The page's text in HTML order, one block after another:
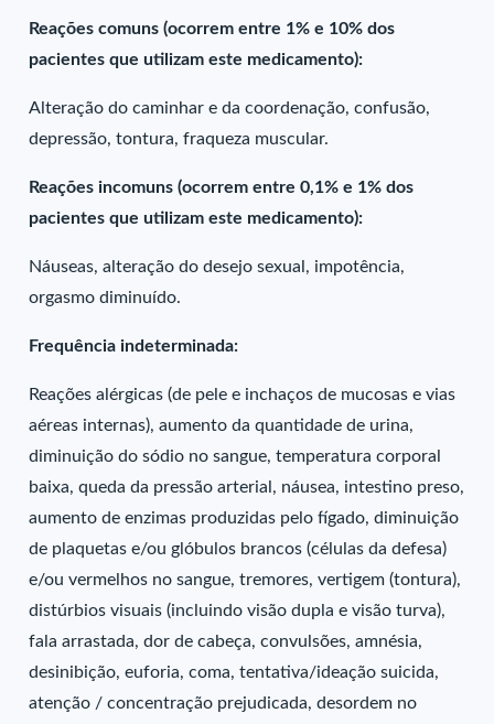
Reações comuns (ocorrem entre 1% e 10% dos
pacientes que utilizam este medicamento):
Alteração do caminhar e da coordenação, confusão,
depressão, tontura, fraqueza muscular.
Reações incomuns (ocorrem entre 0,1% e 1% dos
pacientes que utilizam este medicamento):
Náuseas, alteração do desejo sexual, impotência,
orgasmo diminuído.
Frequência indeterminada:
Reações alérgicas (de pele e inchaços de mucosas e vias
aéreas internas), aumento da quantidade de urina,
diminuição do sódio no sangue, temperatura corporal
baixa, queda da pressão arterial, náusea, intestino preso,
aumento de enzimas produzidas pelo fígado, diminuição
de plaquetas e/ou glóbulos brancos (células da defesa)
e/ou vermelhos no sangue, tremores, vertigem (tontura),
distúrbios visuais (incluindo visão dupla e visão turva),
fala arrastada, dor de cabeça, convulsões, amnésia,
desinibição, euforia, coma, tentativa/ideação suicida,
atenção / concentração prejudicada, desordem no